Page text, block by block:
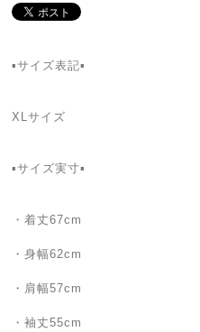
▪サイズ表記▪
XLサイズ
▪サイズ実寸▪
・着丈67cm
・身幅62cm
・肩幅57cm
・袖丈55cm